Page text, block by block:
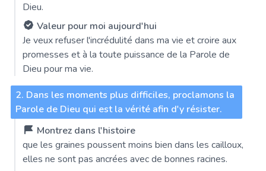
Dieu.
Valeur pour moi aujourd'hui
Je veux refuser l'incrédulité dans ma vie et croire aux
promesses et à la toute puissance de la Parole de
Dieu pour ma vie.
2. Dans les moments plus difficiles, proclamons la
Parole de Dieu qui est la vérité afin d'y résister.
Montrez dans l'histoire
que les graines poussent moins bien dans les cailloux,
elles ne sont pas ancrées avec de bonnes racines.